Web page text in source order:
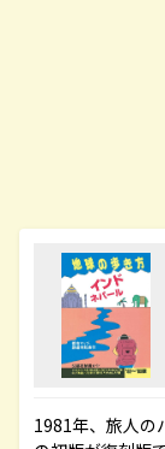
1981年、旅人の